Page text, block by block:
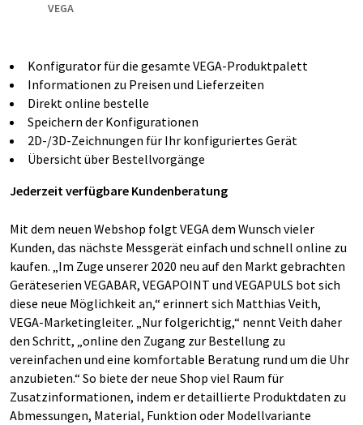
VEGA
Konfigurator für die gesamte VEGA-Produktpalett
Informationen zu Preisen und Lieferzeiten
Direkt online bestelle
Speichern der Konfigurationen
2D-/3D-Zeichnungen für Ihr konfiguriertes Gerät
Übersicht über Bestellvorgänge
Jederzeit verfügbare Kundenberatung
Mit dem neuen Webshop folgt VEGA dem Wunsch vieler
Kunden, das nächste Messgerät einfach und schnell online zu
kaufen. „Im Zuge unserer 2020 neu auf den Markt gebrachten
Geräteserien VEGABAR, VEGAPOINT und VEGAPULS bot sich
diese neue Möglichkeit an,“ erinnert sich Matthias Veith,
VEGA-Marketingleiter. „Nur folgerichtig,“ nennt Veith daher
den Schritt, „online den Zugang zur Bestellung zu
vereinfachen und eine komfortable Beratung rund um die Uhr
anzubieten.“ So biete der neue Shop viel Raum für
Zusatzinformationen, indem er detaillierte Produktdaten zu
Abmessungen, Material, Funktion oder Modellvariante